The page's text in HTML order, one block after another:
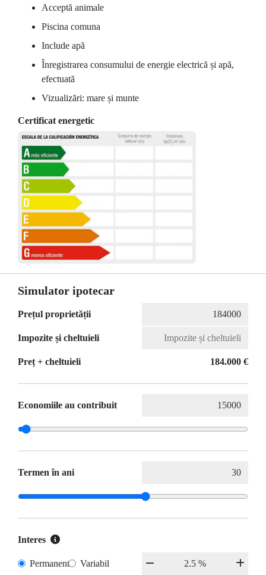
Acceptă animale
Piscina comuna
Include apă
Înregistrarea consumului de energie electrică și apă,
efectuată
Vizualizări: mare și munte
Certificat energetic
Simulator ipotecar
Prețul proprietății
Impozite și cheltuieli
Preț + cheltuieli 184.000 €
Economiile au contribuit
Termen în ani
Interes
Permanent Variabil